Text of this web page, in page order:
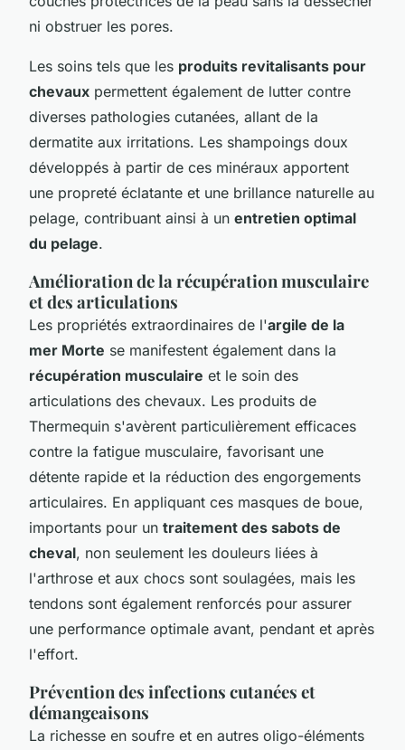
ni obstruer les pores.
Les soins tels que les produits revitalisants pour
chevaux permettent également de lutter contre
diverses pathologies cutanées, allant de la
dermatite aux irritations. Les shampoings doux
développés à partir de ces minéraux apportent
une propreté éclatante et une brillance naturelle au
pelage, contribuant ainsi à un entretien optimal
du pelage.
Amélioration de la récupération musculaire
et des articulations
Les propriétés extraordinaires de l'argile de la
mer Morte se manifestent également dans la
récupération musculaire et le soin des
articulations des chevaux. Les produits de
Thermequin s'avèrent particulièrement efficaces
contre la fatigue musculaire, favorisant une
détente rapide et la réduction des engorgements
articulaires. En appliquant ces masques de boue,
importants pour un traitement des sabots de
cheval, non seulement les douleurs liées à
l'arthrose et aux chocs sont soulagées, mais les
tendons sont également renforcés pour assurer
une performance optimale avant, pendant et après
l'effort.
Prévention des infections cutanées et
démangeaisons
La richesse en soufre et en autres oligo-éléments